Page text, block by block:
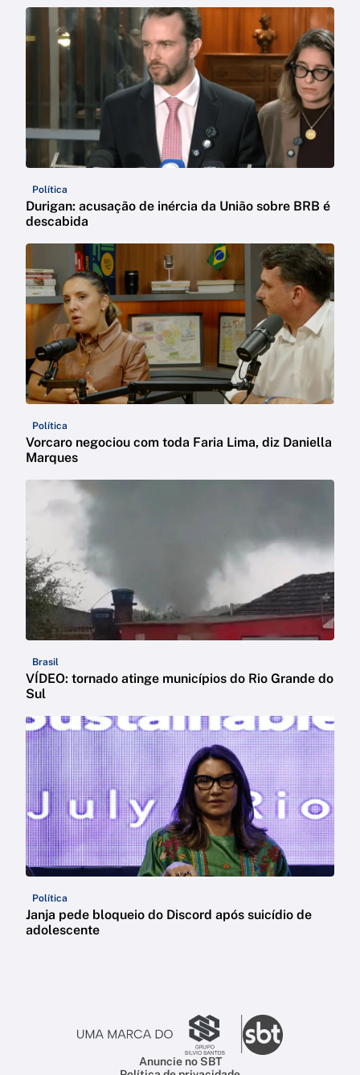
Política
Durigan: acusação de inércia da União sobre BRB é
descabida
Política
Vorcaro negociou com toda Faria Lima, diz Daniella
Marques
Brasil
VÍDEO: tornado atinge municípios do Rio Grande do
Sul
Política
Janja pede bloqueio do Discord após suicídio de
adolescente
Anuncie no SBT